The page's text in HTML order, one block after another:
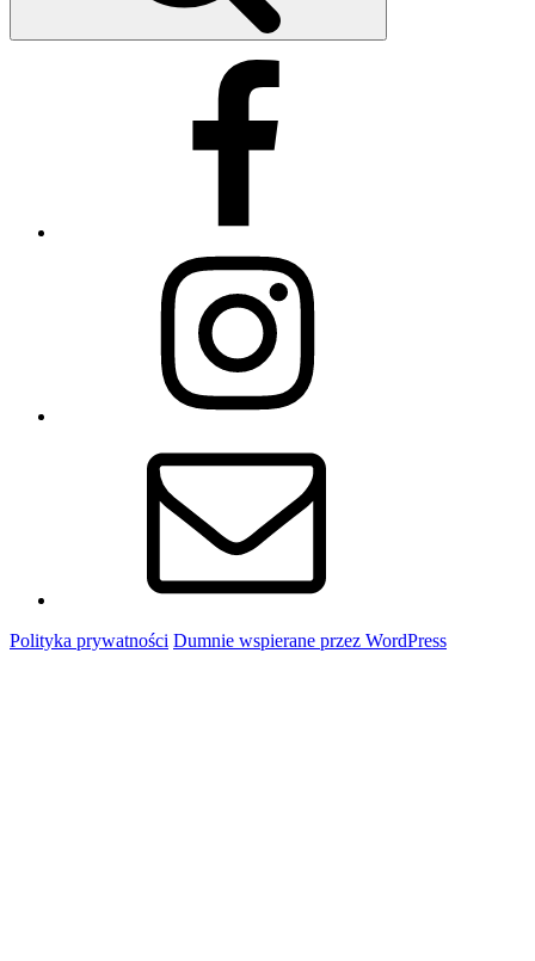
Polityka prywatności Dumnie wspierane przez WordPress